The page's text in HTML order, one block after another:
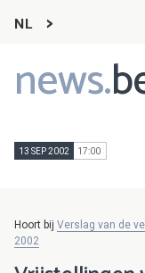
NL
news.
Main
navigation
13 SEP 2002 17:00
Hoort bij Verslag van de
2002